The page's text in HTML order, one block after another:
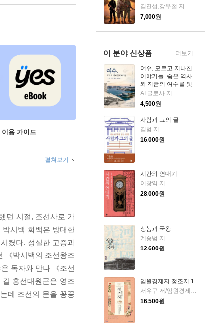
김진섭,강우철 저
7,000원
이 분야 신상품
여수, 모르고 지나친
이야기들: 숨은 역사
와 지금의 여수를 잇
다
AI 글로사 저
4,500원
사람과 그의 글
김범 저
16,000원
시간의 연대기
이창익 저
28,000원
상놈과 국왕
계승범 저
12,600원
임원경제지 정조지 1
서유구 저/임원경제연구소 역
16,500원
더보기
용 가이드
펼쳐보기
던 시절, 조선사로 가
박시백 화백은 방대한
켰다. 성실한 고증과
《박시백의 조선왕조
독자와 만나 《조선
흥선대원군은 영조
데 조선의 문을 꽁꽁